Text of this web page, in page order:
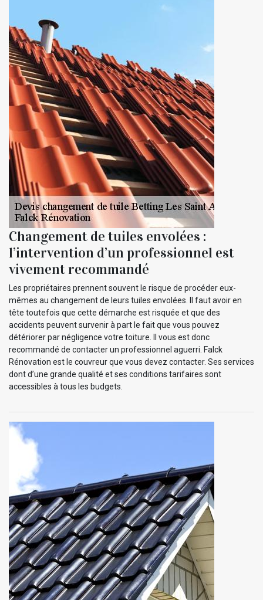
Changement de tuiles envolées :
l’intervention d’un professionnel est
vivement recommandé
Les propriétaires prennent souvent le risque de procéder eux-
mêmes au changement de leurs tuiles envolées. Il faut avoir en
tête toutefois que cette démarche est risquée et que des
accidents peuvent survenir à part le fait que vous pouvez
détériorer par négligence votre toiture. Il vous est donc
recommandé de contacter un professionnel aguerri. Falck
Rénovation est le couvreur que vous devez contacter. Ses services
dont d’une grande qualité et ses conditions tarifaires sont
accessibles à tous les budgets.